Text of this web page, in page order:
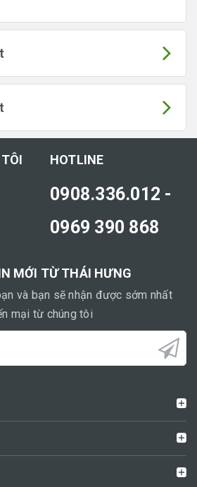
HOTLINE
0908.336.012 -
0969 390 868
MỚI TỪ THÁI HƯNG
và bạn sẽ nhận được sớm nhất
mại từ chúng tôi